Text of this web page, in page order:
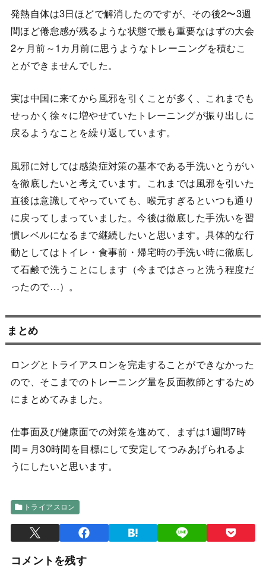
発熱自体は3日ほどで解消したのですが、その後2〜3週
間ほど倦怠感が残るような状態で最も重要なはずの大会
2ヶ月前～1カ月前に思うようなトレーニングを積むこ
とができませんでした。
実は中国に来てから風邪を引くことが多く、これまでも
せっかく徐々に増やせていたトレーニングが振り出しに
戻るようなことを繰り返しています。
風邪に対しては感染症対策の基本である手洗いとうがい
を徹底したいと考えています。これまでは風邪を引いた
直後は意識してやっていても、喉元すぎるといつも通り
に戻ってしまっていました。今後は徹底した手洗いを習
慣レベルになるまで継続したいと思います。具体的な行
動としてはトイレ・食事前・帰宅時の手洗い時に徹底し
て石鹸で洗うことにします（今まではさっと洗う程度だ
ったので…）。
まとめ
ロングとトライアスロンを完走することができなかった
ので、そこまでのトレーニング量を反面教師とするため
にまとめてみました。
仕事面及び健康面での対策を進めて、まずは1週間7時
間＝月30時間を目標にして安定してつみあげられるよ
うにしたいと思います。
トライアスロン
コメントを残す